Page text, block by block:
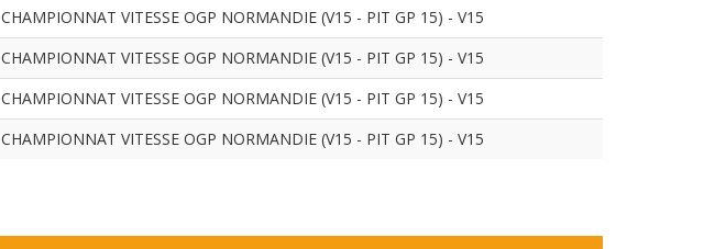
CHAMPIONNAT VITESSE OGP NORMANDIE (V15 - PIT GP 15) - V15
CHAMPIONNAT VITESSE OGP NORMANDIE (V15 - PIT GP 15) - V15
CHAMPIONNAT VITESSE OGP NORMANDIE (V15 - PIT GP 15) - V15
CHAMPIONNAT VITESSE OGP NORMANDIE (V15 - PIT GP 15) - V15